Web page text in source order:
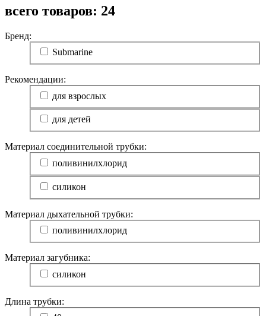
всего товаров: 24
Бренд:
Submarine
Рекомендации:
для взрослых
для детей
Материал соединительной трубки:
поливинилхлорид
силикон
Материал дыхательной трубки:
поливинилхлорид
Материал загубника:
силикон
Длина трубки: